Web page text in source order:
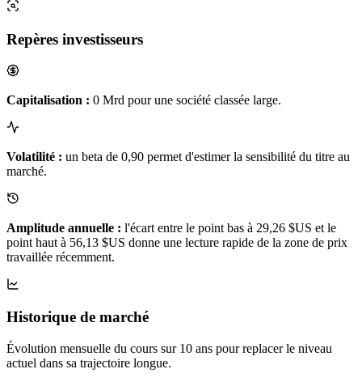
Repères investisseurs
Capitalisation : 0 Mrd pour une société classée large.
Volatilité : un beta de 0,90 permet d'estimer la sensibilité du titre au
marché.
Amplitude annuelle : l'écart entre le point bas à 29,26 $US et le
point haut à 56,13 $US donne une lecture rapide de la zone de prix
travaillée récemment.
Historique de marché
Évolution mensuelle du cours sur 10 ans pour replacer le niveau
actuel dans sa trajectoire longue.